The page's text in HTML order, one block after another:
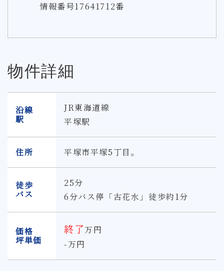
情報番号17641712番
物件詳細
沿線
駅
JR東海道線
平塚駅
住所 平塚市平塚5丁目。
徒歩
バス
25分
6分バス停「古花水」徒歩約1分
価格
坪単価
終了万円
-万円